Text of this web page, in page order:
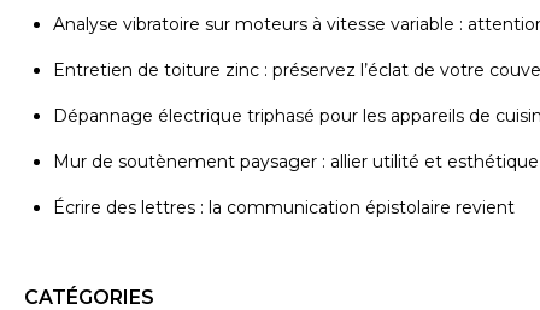
Analyse vibratoire sur moteurs à vitesse variable :
Entretien de toiture zinc : préservez l’éclat de votre
Dépannage électrique triphasé pour les appareils de
Mur de soutènement paysager : allier utilité et esthétique
Écrire des lettres : la communication épistolaire revient
CATÉGORIES